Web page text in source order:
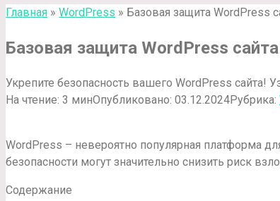
Главная » WordPress » Базовая защита WordPress
Базовая защита WordPress сайта
Укрепите безопасность вашего WordPress сайта!
На чтение: 3 минОпубликовано: 03.12.2024Рубрика:
WordPress – невероятно популярная платформа
безопасности могут значительно снизить риск
Содержание